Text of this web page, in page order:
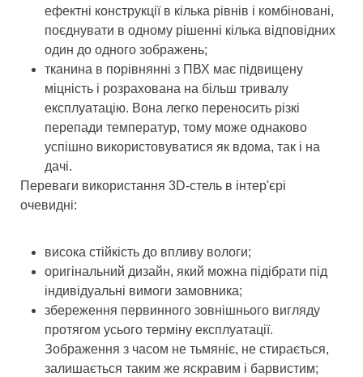
ефектні конструкції в кілька рівнів і комбіновані,
поєднувати в одному рішенні кілька відповідних
один до одного зображень;
тканина в порівнянні з ПВХ має підвищену
міцність і розрахована на більш тривалу
експлуатацію. Вона легко переносить різкі
перепади температур, тому може однаково
успішно використовуватися як вдома, так і на
дачі.
Переваги використання 3D-стель в інтер'єрі
очевидні:
висока стійкість до впливу вологи;
оригінальний дизайн, який можна підібрати під
індивідуальні вимоги замовника;
збереження первинного зовнішнього вигляду
протягом усього терміну експлуатації.
Зображення з часом не тьмяніє, не стирається,
залишається таким же яскравим і барвистим;